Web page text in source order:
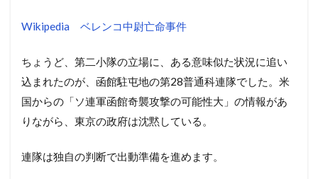
Wikipedia ベレンコ中尉亡命事件
ちょうど、第二小隊の立場に、ある意味似た状況に追い
込まれたのが、函館駐屯地の第28普通科連隊でした。米
国からの「ソ連軍函館奇襲攻撃の可能性大」の情報があ
りながら、東京の政府は沈黙している。
連隊は独自の判断で出動準備を進めます。